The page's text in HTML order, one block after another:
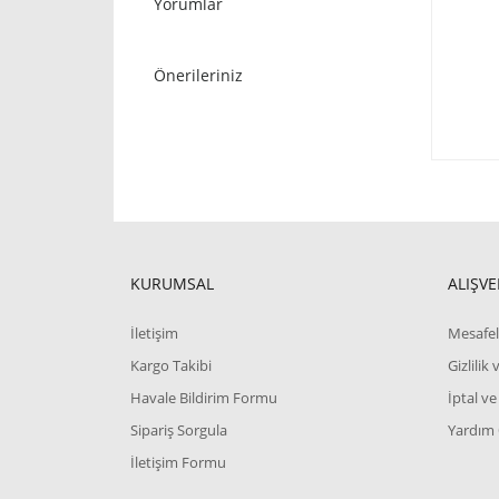
Önerileriniz
KURUMSAL
İletişim
Kargo Takibi
Havale Bildirim Formu
Sipariş Sorgula
İletişim Formu
Gizlilik
İptal ve